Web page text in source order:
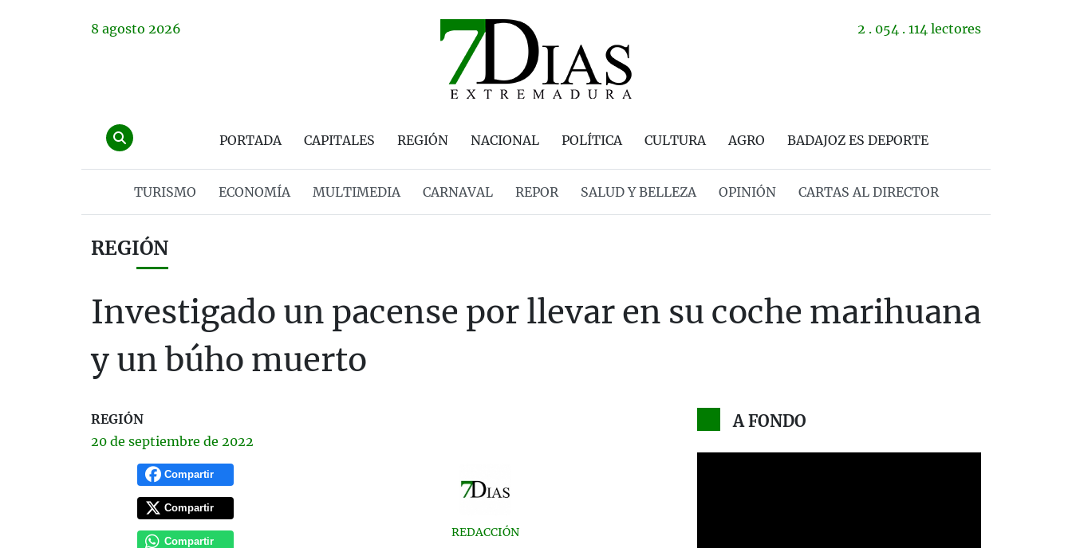
8 agosto 2026 2 . 054 . 114 lectores
PORTADA CAPITALES REGIÓN NACIONAL POLÍTICA CULTURA AGRO BADAJOZ ES DEPORTE
TURISMO ECONOMÍA MULTIMEDIA CARNAVAL REPOR SALUD Y BELLEZA OPINIÓN CARTAS AL DIRECTOR
REGIÓN
Investigado un pacense por llevar en su coche marihuana
y un búho muerto
REGIÓN
20 de septiembre de 2022
Compartir
Compartir
Compartir
REDACCIÓN
A FONDO